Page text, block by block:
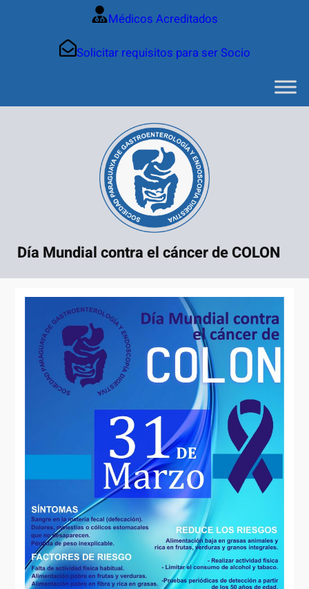
Médicos Acreditados
Solicitar requisitos para ser Socio
Día Mundial contra el cáncer de COLON